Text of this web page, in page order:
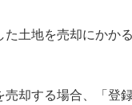
た土地を売却にかか
却する場合、「登